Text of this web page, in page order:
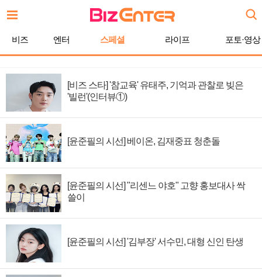
비즈 엔터 스페셜 라이프 포토·영상
[비즈 스타] '참교육' 유태주, 기억과 관찰로 빚은
'빌런'(인터뷰①)
[윤준필의 시선] 베이온, 김재중표 청춘돌
[윤준필의 시선] "리센느 야호" 고향 홍보대사 싹
쓸이
[윤준필의 시선] '김부장' 서수민, 대형 신인 탄생